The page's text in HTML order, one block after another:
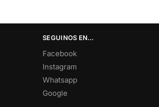
SEGUINOS EN…
Facebook
Instagram
Whatsapp
Google